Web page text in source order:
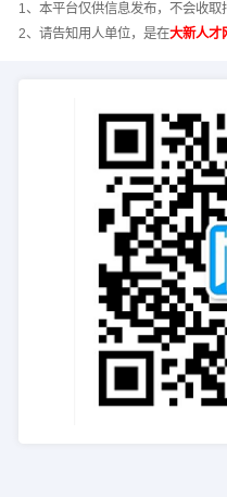
1、本平台仅供信息发布，不会收取
2、请告知用人单位，是在大新人才